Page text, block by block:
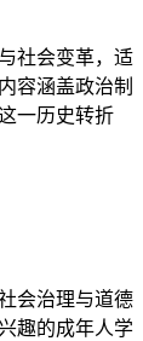
社会变革，适
容涵盖政治制
一历史转折
会治理与道德
趣的成年人学